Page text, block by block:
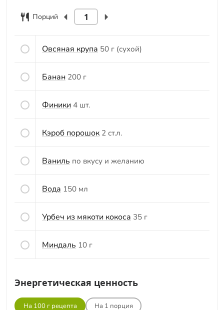
Порций
Овсяная крупа 50 г (сухой)
Банан 200 г
Финики 4 шт.
Кэроб порошок 2 ст.л.
Ваниль по вкусу и желанию
Вода 150 мл
Урбеч из мякоти кокоса 35 г
Миндаль 10 г
Энергетическая ценность
На 100 г рецепта На 1 порция